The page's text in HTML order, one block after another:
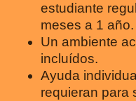
estudiante
meses a 1 año.
Un ambiente
incluídos.
Ayuda
requieran para